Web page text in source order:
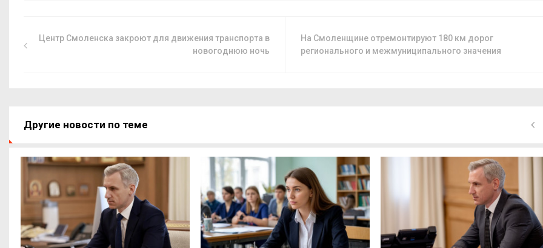
Центр Смоленска закроют для движения транспорта в
новогоднюю ночь
На Смоленщине отремонтируют 180 км дорог
регионального и межмуниципального значения
Другие новости по теме